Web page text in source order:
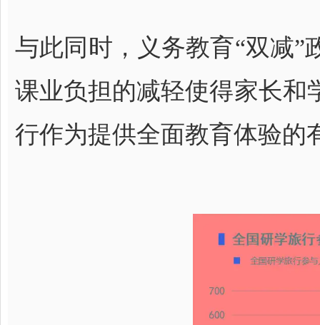
与此同时，义务教育“双减
课业负担的减轻使得家长和
行作为提供全面教育体验的